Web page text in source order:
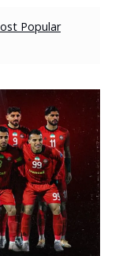
Popular